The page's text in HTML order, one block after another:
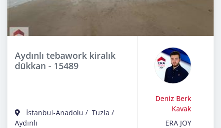
Aydınlı tebawork kiralık
dükkan - 15489
İstanbul-Anadolu / Tuzla /
Aydınlı
Deniz Berk
Kavak
ERA JOY